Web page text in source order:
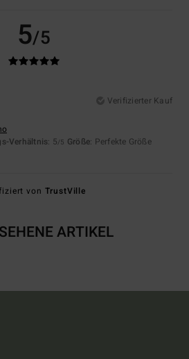
5/5
Verifizierter Kauf
Verhältnis: 5/5 Größe: Perfekte Größe
von TrustVille
ARTIKEL